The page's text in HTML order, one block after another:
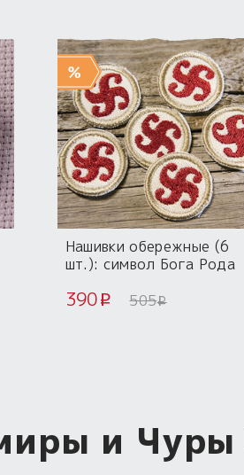
Нашивки обережные (6
шт.): символ Бога Рода
390 i 505i
и Чуры